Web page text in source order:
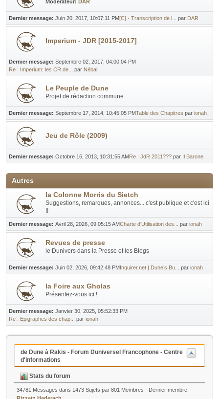
Modérateur: DAR
Dernier message: Juin 20, 2017, 10:07:11 PM[C] - Transcription de l... par DAR
Imperium - JDR [2015-2017]
Dernier message: Septembre 02, 2017, 04:00:04 PM
Re : Imperium: les CR de...
par Nébal
Le Peuple de Dune
Projet de rédaction commune
Dernier message: Septembre 17, 2014, 10:45:05 PMTable des Chapitres par ionah
Jeu de Rôle (2009)
Dernier message: Octobre 16, 2013, 10:31:55 AMRe : JdR 2011??? par Il Barone
Autres
la Colonne Morris du Sietch
Suggestions, remarques, annonces... c'est publique et c'est ici
!!
Dernier message: Avril 28, 2026, 09:05:15 AMCharte d'Utilisation des... par ionah
Revues de presse
le Dunivers dans la Presse et les Blogs
Dernier message: Juin 02, 2026, 09:42:48 PMInquirer.net | Dune’s Bu... par ionah
la Foire aux Gholas
Présentez-vous ici !
Dernier message: Janvier 30, 2025, 05:52:33 PM
Re : Epigraphes des chap...
par ionah
de Dune à Rakis - Forum Duniversel Francophone - Centre
d'informations
Stats du forum
34781 Messages dans 1473 Sujets par 801 Membres - Dernier membre: